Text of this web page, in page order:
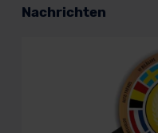
Nachrichten